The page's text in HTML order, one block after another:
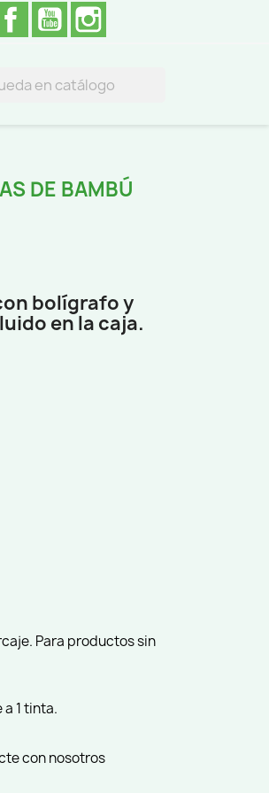
FacebookYouTube
DE BAMBÚ
bolígrafo y
en la caja.
Para productos sin
1 tinta.
con nosotros